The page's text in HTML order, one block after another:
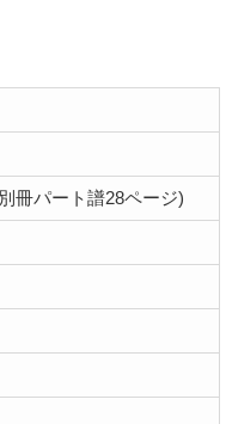
冊パート譜28ページ)